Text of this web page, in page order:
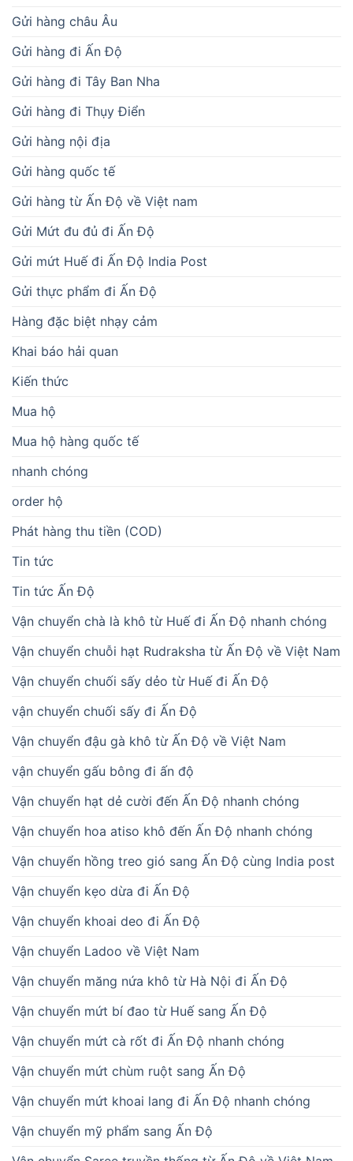
Gửi hàng châu Âu
Gửi hàng đi Ấn Độ
Gửi hàng đi Tây Ban Nha
Gửi hàng đi Thụy Điển
Gửi hàng nội địa
Gửi hàng quốc tế
Gửi hàng từ Ấn Độ về Việt nam
Gửi Mứt đu đủ đi Ấn Độ
Gửi mứt Huế đi Ấn Độ India Post
Gửi thực phẩm đi Ấn Độ
Hàng đặc biệt nhạy cảm
Khai báo hải quan
Kiến thức
Mua hộ
Mua hộ hàng quốc tế
nhanh chóng
order hộ
Phát hàng thu tiền (COD)
Tin tức
Tin tức Ấn Độ
Vận chuyển chà là khô từ Huế đi Ấn Độ nhanh chóng
Vận chuyển chuỗi hạt Rudraksha từ Ấn Độ về Việt Nam
Vận chuyển chuối sấy dẻo từ Huế đi Ấn Độ
vận chuyển chuối sấy đi Ấn Độ
Vận chuyển đậu gà khô từ Ấn Độ về Việt Nam
vận chuyển gấu bông đi ấn độ
Vận chuyển hạt dẻ cười đến Ấn Độ nhanh chóng
Vận chuyển hoa atiso khô đến Ấn Độ nhanh chóng
Vận chuyển hồng treo gió sang Ấn Độ cùng India post
Vận chuyển kẹo dừa đi Ấn Độ
Vận chuyển khoai deo đi Ấn Độ
Vận chuyển Ladoo về Việt Nam
Vận chuyển măng nứa khô từ Hà Nội đi Ấn Độ
Vận chuyển mứt bí đao từ Huế sang Ấn Độ
Vận chuyển mứt cà rốt đi Ấn Độ nhanh chóng
Vận chuyển mứt chùm ruột sang Ấn Độ
Vận chuyển mứt khoai lang đi Ấn Độ nhanh chóng
Vận chuyển mỹ phẩm sang Ấn Độ